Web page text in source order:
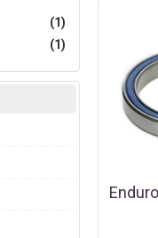
(1)
(1)